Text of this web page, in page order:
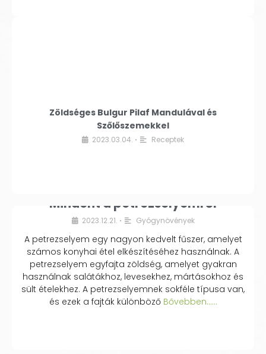
Zöldséges Bulgur Pilaf Mandulával és
Szőlőszemekkel
2023.03.04. • Receptek
Mindent a petrezselyemről
2023.12.21. • Gyógynövények
A petrezselyem egy nagyon kedvelt fűszer, amelyet
számos konyhai étel elkészítéséhez használnak. A
petrezselyem egyfajta zöldség, amelyet gyakran
használnak salátákhoz, levesekhez, mártásokhoz és
sült ételekhez. A petrezselyemnek sokféle típusa van,
és ezek a fajták különbözőBővebben...…